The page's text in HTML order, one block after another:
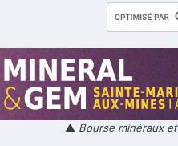
▲ Bourse minéraux